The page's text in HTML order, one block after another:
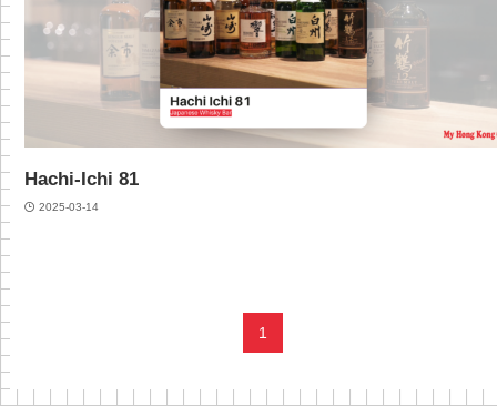
Hachi-Ichi 81
2025-03-14
1